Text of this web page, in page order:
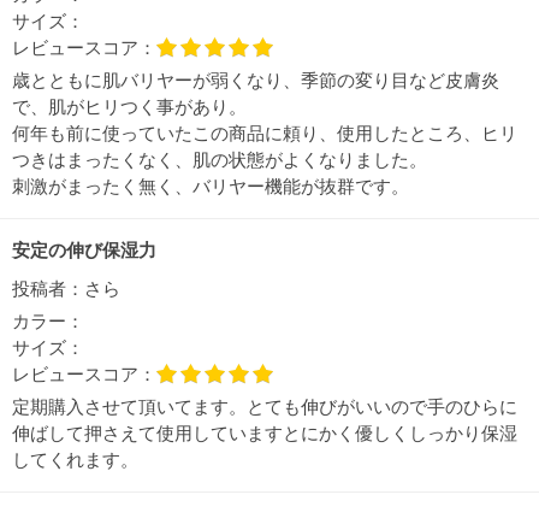
サイズ：
レビュースコア：
歳とともに肌バリヤーが弱くなり、季節の変り目など皮膚炎
で、肌がヒリつく事があり。
何年も前に使っていたこの商品に頼り、使用したところ、ヒリ
つきはまったくなく、肌の状態がよくなりました。
刺激がまったく無く、バリヤー機能が抜群です。
安定の伸び保湿力
投稿者： さら
カラー：
サイズ：
レビュースコア：
定期購入させて頂いてます。とても伸びがいいので手のひらに
伸ばして押さえて使用していますとにかく優しくしっかり保湿
してくれます。